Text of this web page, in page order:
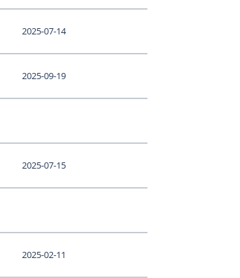
2025-07-14
2025-09-19
2025-07-15
2025-02-11